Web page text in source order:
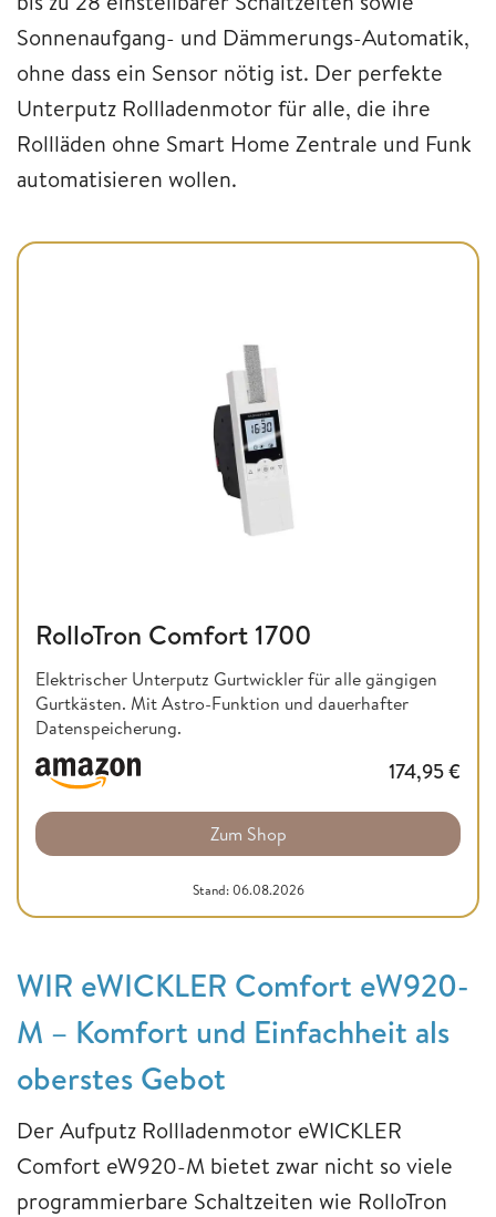
Sonnenaufgang- und Dämmerungs-Automatik,
ohne dass ein Sensor nötig ist. Der perfekte
Unterputz Rollladenmotor für alle, die ihre
Rollläden ohne Smart Home Zentrale und Funk
automatisieren wollen.
RolloTron Comfort 1700
Elektrischer Unterputz Gurtwickler für alle gängigen
Gurtkästen. Mit Astro-Funktion und dauerhafter
Datenspeicherung.
174,95€
Zum Shop
Stand: 06.08.2026
WIR eWICKLER Comfort eW920-
M – Komfort und Einfachheit als
oberstes Gebot
Der Aufputz Rollladenmotor eWICKLER
Comfort eW920-M bietet zwar nicht so viele
programmierbare Schaltzeiten wie RolloTron